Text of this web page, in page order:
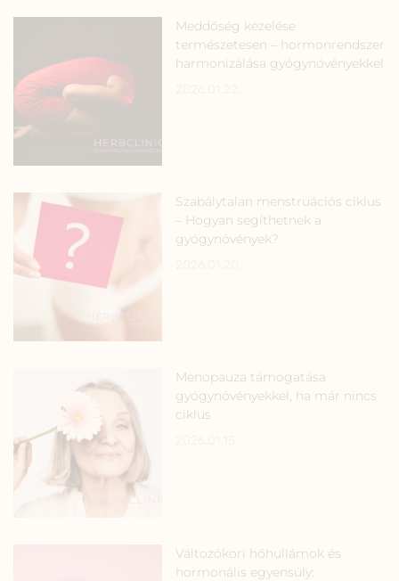
Meddőség kezelése
természetesen – hormonrendszer
harmonizálása gyógynövényekkel
Szabálytalan menstruációs ciklus
– Hogyan segíthetnek a
gyógynövények?
Menopauza támogatása
gyógynövényekkel, ha már nincs
ciklus
Változókori hőhullámok és
hormonális egyensúly: